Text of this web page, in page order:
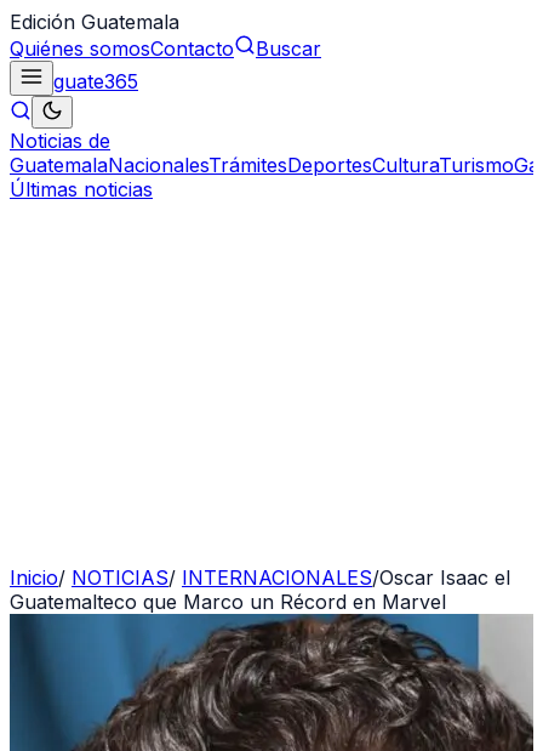
Edición Guatemala
Quiénes somosContacto
Buscar
guate365
Noticias de
GuatemalaNacionalesTrámitesDeportesCulturaTurismo
Últimas noticias
Inicio/ NOTICIAS/ INTERNACIONALES/Oscar Isaac el
Guatemalteco que Marco un Récord en Marvel